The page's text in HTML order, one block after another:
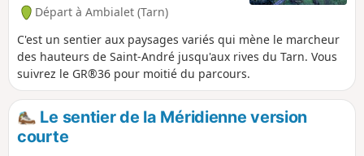
Départ à Ambialet (Tarn)
C'est un sentier aux paysages variés qui mène le marcheur
des hauteurs de Saint-André jusqu'aux rives du Tarn. Vous
suivrez le GR®36 pour moitié du parcours.
Le sentier de la Méridienne version
courte